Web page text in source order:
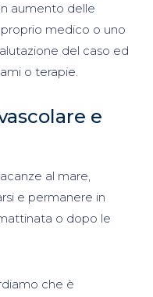
aumento delle
medico o uno
del caso ed
o terapie.
e
al mare,
e permanere in
o dopo le
che è